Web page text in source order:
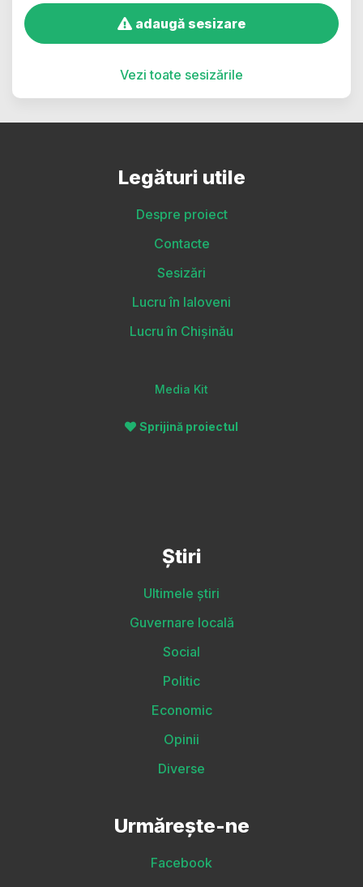
adaugă sesizare
Vezi toate sesizările
Legături utile
Despre proiect
Contacte
Sesizări
Lucru în Ialoveni
Lucru în Chișinău
Media Kit
Sprijină proiectul
Știri
Ultimele știri
Guvernare locală
Social
Politic
Economic
Opinii
Diverse
Urmărește-ne
Facebook